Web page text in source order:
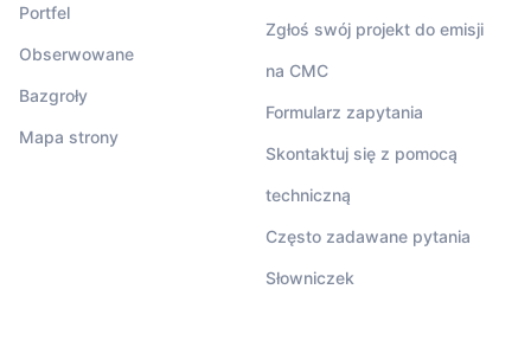
Portfel
Obserwowane
Bazgroły
Mapa strony
Zgłoś swój projekt do emisji
na CMC
Formularz zapytania
Skontaktuj się z pomocą
techniczną
Często zadawane pytania
Słowniczek